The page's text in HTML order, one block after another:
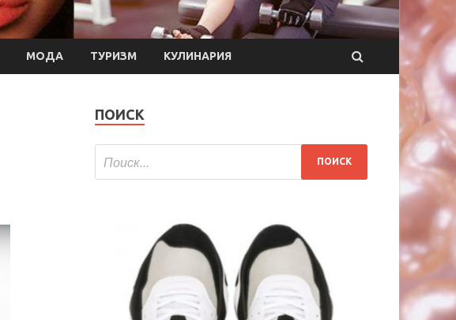
МОДА ТУРИЗМ КУЛИНАРИЯ
ПОИСК